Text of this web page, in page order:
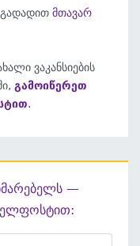
გადადით მთავარ
ვაკანსიების
გამოიწერეთ
.
—
ელფოსტით: